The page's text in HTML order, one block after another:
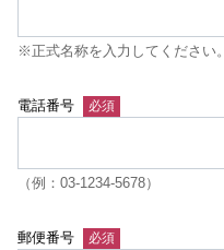
※正式名称を入力してください。
電話番号
（例：03-1234-5678）
郵便番号